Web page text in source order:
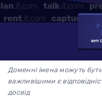
Доменні імена можуть
важливішими є
досвід